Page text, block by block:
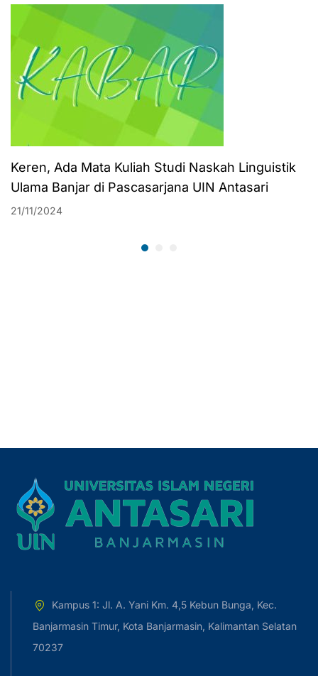
Keren, Ada Mata Kuliah Studi Naskah Linguistik
Ulama Banjar di Pascasarjana UIN Antasari
21/11/2024
Kampus 1: Jl. A. Yani Km. 4,5 Kebun Bunga, Kec.
Banjarmasin Timur, Kota Banjarmasin, Kalimantan Selatan
70237